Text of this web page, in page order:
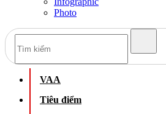
Photo
VAA
Tiêu điểm